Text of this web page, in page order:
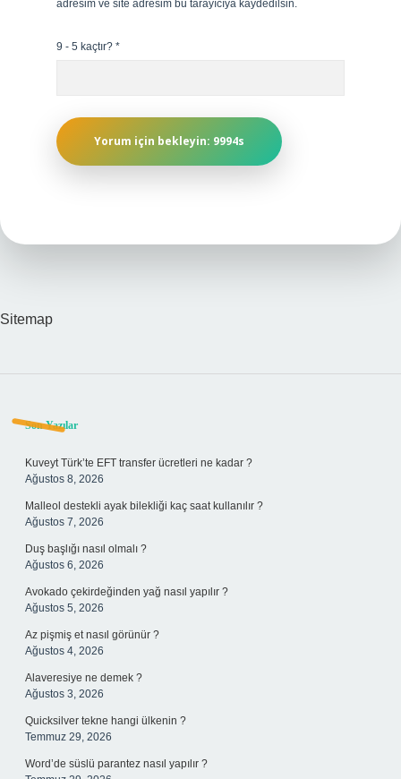
adresim ve site adresim bu tarayıcıya kaydedilsin.
9 - 5 kaçtır? *
Sitemap
Sidebar
Son Yazılar
Kuveyt Türk’te EFT transfer ücretleri ne kadar ?
Ağustos 8, 2026
Malleol destekli ayak bilekliği kaç saat kullanılır ?
Ağustos 7, 2026
Duş başlığı nasıl olmalı ?
Ağustos 6, 2026
Avokado çekirdeğinden yağ nasıl yapılır ?
Ağustos 5, 2026
Az pişmiş et nasıl görünür ?
Ağustos 4, 2026
Alaveresiye ne demek ?
Ağustos 3, 2026
Quicksilver tekne hangi ülkenin ?
Temmuz 29, 2026
Word’de süslü parantez nasıl yapılır ?